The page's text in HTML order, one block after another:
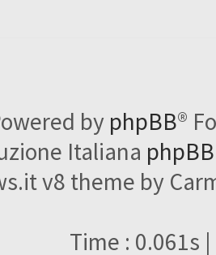
by phpBB®
Italiana
v8 theme by
Time : 0.061s